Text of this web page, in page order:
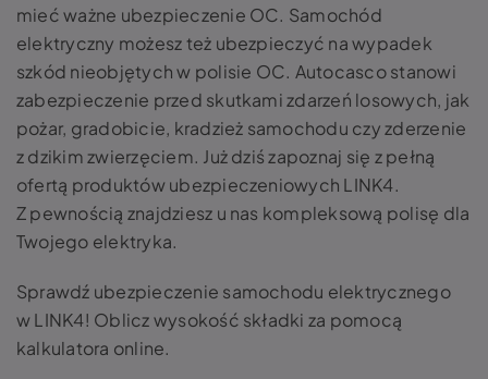
mieć ważne ubezpieczenie OC. Samochód
elektryczny możesz też ubezpieczyć na wypadek
szkód nieobjętych w polisie OC. Autocasco stanowi
zabezpieczenie przed skutkami zdarzeń losowych, jak
pożar, gradobicie, kradzież samochodu czy zderzenie
z dzikim zwierzęciem. Już dziś zapoznaj się z pełną
ofertą produktów ubezpieczeniowych LINK4.
Z pewnością znajdziesz u nas kompleksową polisę dla
Twojego elektryka.
Sprawdź ubezpieczenie samochodu elektrycznego
w LINK4! Oblicz wysokość składki za pomocą
kalkulatora online.